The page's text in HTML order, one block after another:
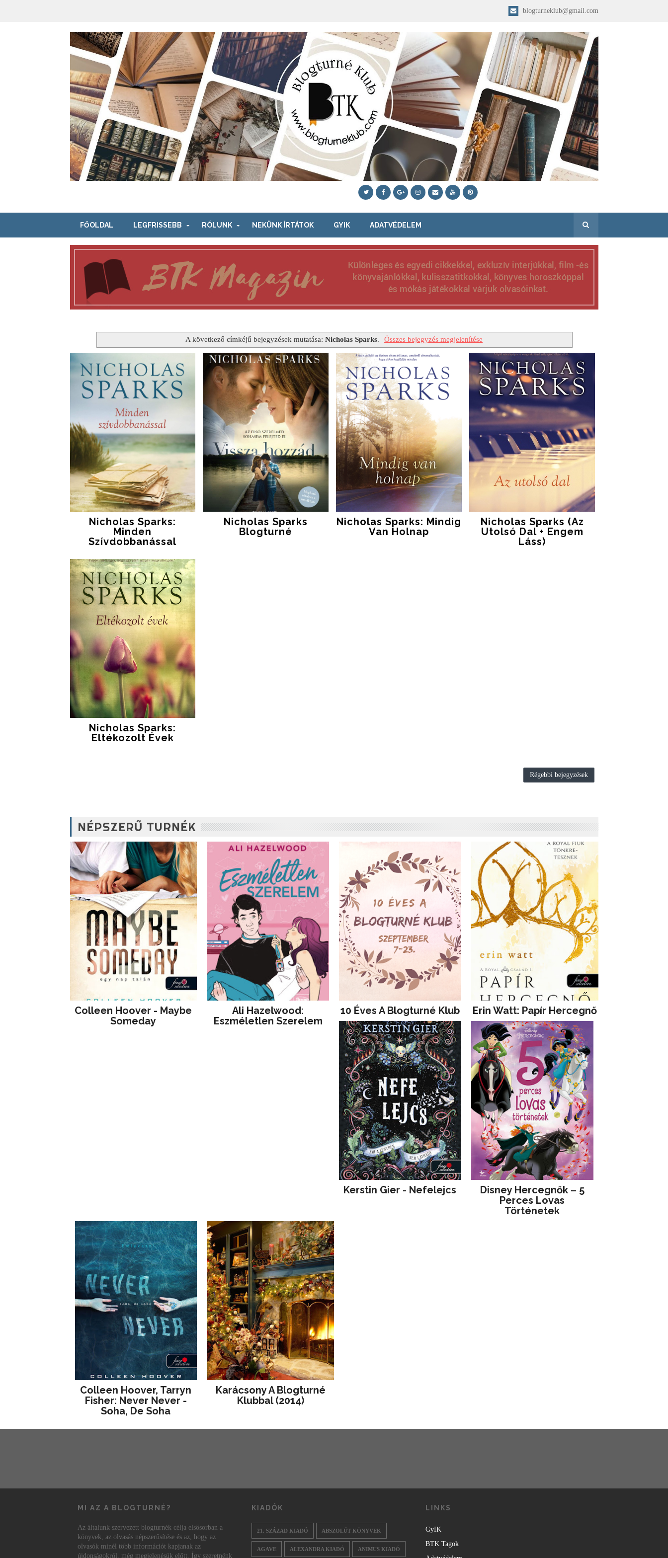
blogturneklub@gmail.com
FŐOLDAL LEGFRISSEBB RÓLUNK NEKÜNK ÍRTÁTOK GYIK ADATVÉDELEM
A következő címkéjű bejegyzések mutatása: Nicholas Sparks. Összes bejegyzés megjelenítése
Nicholas Sparks:
Minden
Szívdobbanással
Nicholas Sparks
Blogturné
Nicholas Sparks: Mindig
Van Holnap
Nicholas Sparks (Az
Utolsó Dal + Engem
Láss)
Nicholas Sparks:
Eltékozolt Évek
Régebbi bejegyzések
NÉPSZERŰ TURNÉK
Colleen Hoover - Maybe
Someday
Ali Hazelwood:
Eszméletlen Szerelem
10 Éves A Blogturné Klub Erin Watt: Papír Hercegnő
Kerstin Gier - Nefelejcs
Disney ​Hercegnők – 5
Perces Lovas
Történetek
Colleen Hoover, Tarryn
Fisher: Never Never -
Soha, De Soha
Karácsony A Blogturné
Klubbal (2014)
MI AZ A BLOGTURNÉ?
Az általunk szervezett blogturnék célja elsősorban a
könyvek, az olvasás népszerűsítése és az, hogy az
olvasók minél több információt kapjanak az
újdonságokról, még megjelenésük előtt. Így szeretnénk
KIADÓK
21. SZÁZAD KIADÓ ABSZOLÚT KÖNYVEK
AGAVE ALEXANDRA KIADÓ ANIMUS KIADÓ
LINKS
GyIK
BTK Tagok